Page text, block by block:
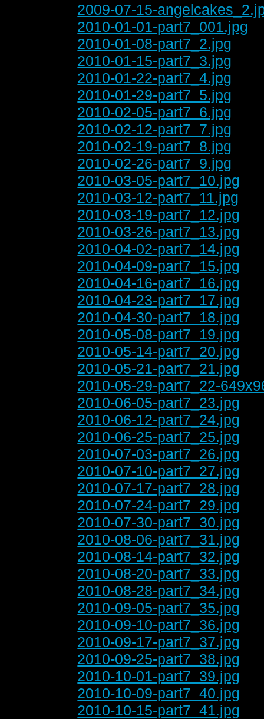
2009-07-15-
2010-01-01-part7_001.jpg
2010-01-08-part7_2.jpg
2010-01-15-part7_3.jpg
2010-01-22-part7_4.jpg
2010-01-29-part7_5.jpg
2010-02-05-part7_6.jpg
2010-02-12-part7_7.jpg
2010-02-19-part7_8.jpg
2010-02-26-part7_9.jpg
2010-03-05-part7_10.jpg
2010-03-12-part7_11.jpg
2010-03-19-part7_12.jpg
2010-03-26-part7_13.jpg
2010-04-02-part7_14.jpg
2010-04-09-part7_15.jpg
2010-04-16-part7_16.jpg
2010-04-23-part7_17.jpg
2010-04-30-part7_18.jpg
2010-05-08-part7_19.jpg
2010-05-14-part7_20.jpg
2010-05-21-part7_21.jpg
2010-05-29-part7_22-
2010-06-05-part7_23.jpg
2010-06-12-part7_24.jpg
2010-06-25-part7_25.jpg
2010-07-03-part7_26.jpg
2010-07-10-part7_27.jpg
2010-07-17-part7_28.jpg
2010-07-24-part7_29.jpg
2010-07-30-part7_30.jpg
2010-08-06-part7_31.jpg
2010-08-14-part7_32.jpg
2010-08-20-part7_33.jpg
2010-08-28-part7_34.jpg
2010-09-05-part7_35.jpg
2010-09-10-part7_36.jpg
2010-09-17-part7_37.jpg
2010-09-25-part7_38.jpg
2010-10-01-part7_39.jpg
2010-10-09-part7_40.jpg
2010-10-15-part7_41.jpg